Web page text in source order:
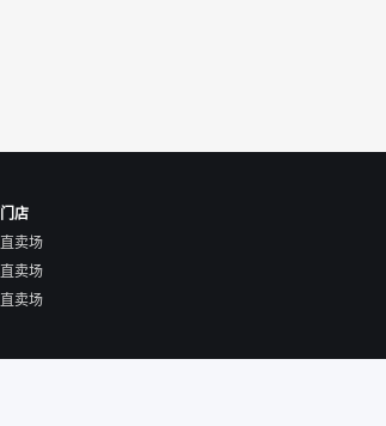
店
卖场
卖场
卖场